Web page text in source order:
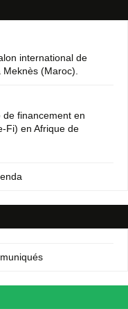
international de
(Maroc).
de financement en
Fi) en Afrique de